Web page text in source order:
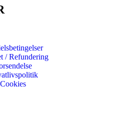
/ Refundering
Cookies